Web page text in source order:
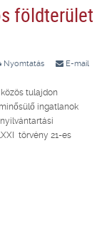
földterület
Nyomtatás E-mail
tulajdon
ingatlanok
törvény 21-es